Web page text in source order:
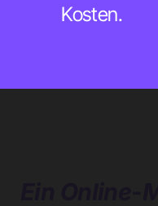
Kosten.